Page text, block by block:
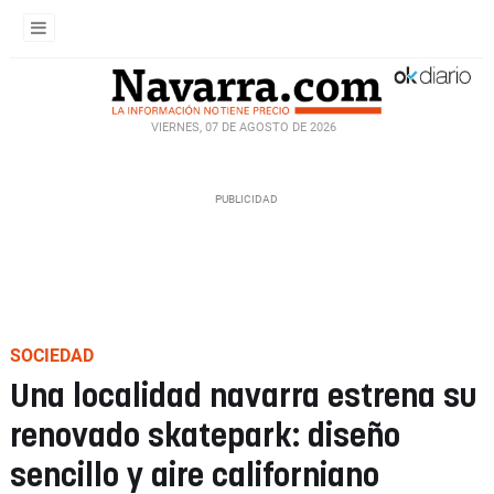
VIERNES, 07 DE AGOSTO DE 2026
SOCIEDAD
Una localidad navarra estrena su
renovado skatepark: diseño
sencillo y aire californiano